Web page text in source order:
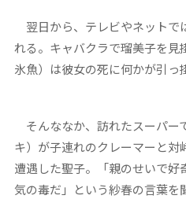
翌日から、テレビやネットで
れる。キャバクラで瑠美子を見
氷魚）は彼女の死に何かが引っ
そんななか、訪れたスーパー
キ）が子連れのクレーマーと
遭遇した聖子。「親のせいで
気の毒だ」という紗春の言葉を